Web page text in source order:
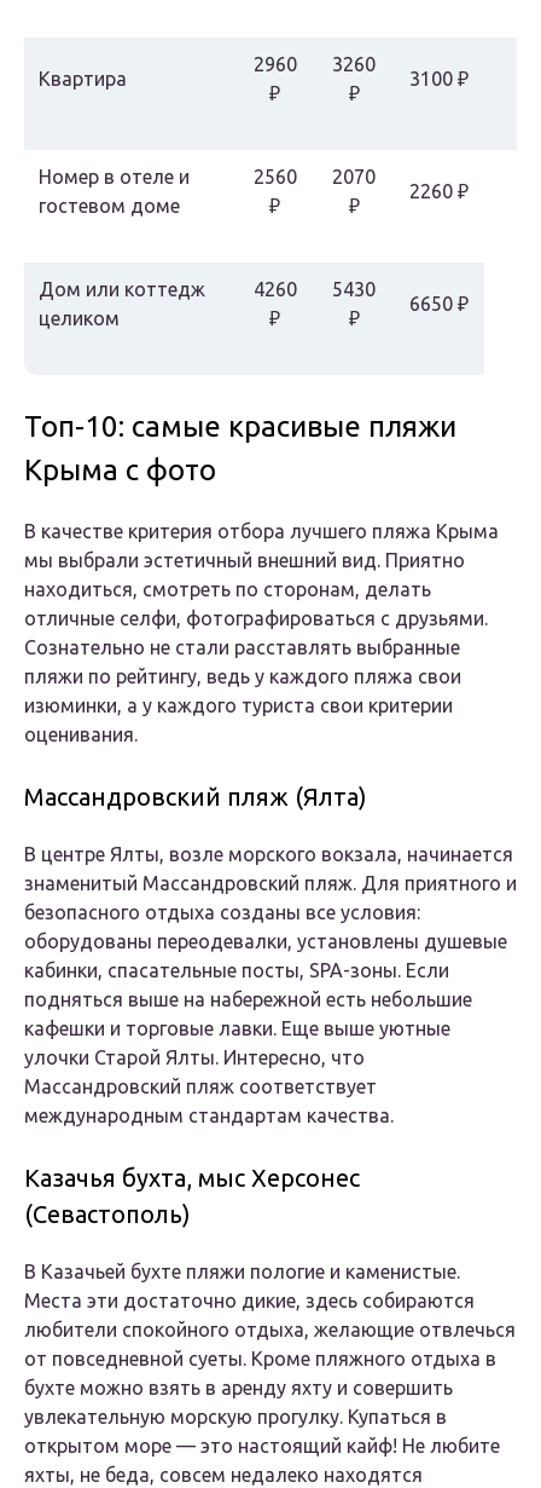
Квартира
2960
₽
3260
₽
3100 ₽
Номер в отеле и
гостевом доме
2560
₽
2070
₽
2260 ₽
Дом или коттедж
целиком
4260
₽
5430
₽
6650 ₽
Топ-10: самые красивые пляжи
Крыма с фото
В качестве критерия отбора лучшего пляжа Крыма
мы выбрали эстетичный внешний вид. Приятно
находиться, смотреть по сторонам, делать
отличные селфи, фотографироваться с друзьями.
Сознательно не стали расставлять выбранные
пляжи по рейтингу, ведь у каждого пляжа свои
изюминки, а у каждого туриста свои критерии
оценивания.
Массандровский пляж (Ялта)
В центре Ялты, возле морского вокзала, начинается
знаменитый Массандровский пляж. Для приятного и
безопасного отдыха созданы все условия:
оборудованы переодевалки, установлены душевые
кабинки, спасательные посты, SPA-зоны. Если
подняться выше на набережной есть небольшие
кафешки и торговые лавки. Еще выше уютные
улочки Старой Ялты. Интересно, что
Массандровский пляж соответствует
международным стандартам качества.
Казачья бухта, мыс Херсонес
(Севастополь)
В Казачьей бухте пляжи пологие и каменистые.
Места эти достаточно дикие, здесь собираются
любители спокойного отдыха, желающие отвлечься
от повседневной суеты. Кроме пляжного отдыха в
бухте можно взять в аренду яхту и совершить
увлекательную морскую прогулку. Купаться в
открытом море — это настоящий кайф! Не любите
яхты, не беда, совсем недалеко находятся